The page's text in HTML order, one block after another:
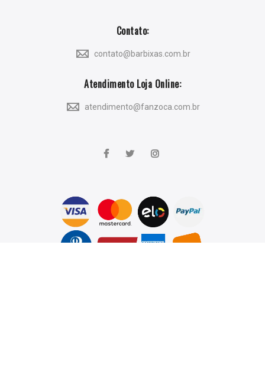
Contato:
contato@barbixas.com.br
Atendimento Loja Online:
atendimento@fanzoca.com.br